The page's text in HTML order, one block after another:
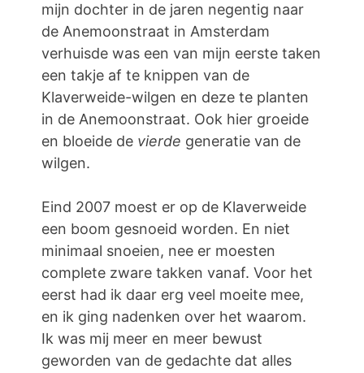
mijn dochter in de jaren negentig naar
de Anemoonstraat in Amsterdam
verhuisde was een van mijn eerste taken
een takje af te knippen van de
Klaverweide-wilgen en deze te planten
in de Anemoonstraat. Ook hier groeide
en bloeide de vierde generatie van de
wilgen.
Eind 2007 moest er op de Klaverweide
een boom gesnoeid worden. En niet
minimaal snoeien, nee er moesten
complete zware takken vanaf. Voor het
eerst had ik daar erg veel moeite mee,
en ik ging nadenken over het waarom.
Ik was mij meer en meer bewust
geworden van de gedachte dat alles